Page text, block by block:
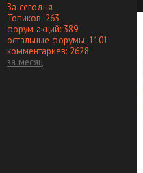
За сегодня
Топиков: 263
форум акций: 389
остальные форумы: 1101
комментариев: 2628
за месяц